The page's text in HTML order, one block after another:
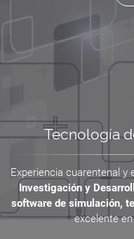
Tecnología
Experiencia cuarentenal y
Investigación y
software de simulación,
excelente